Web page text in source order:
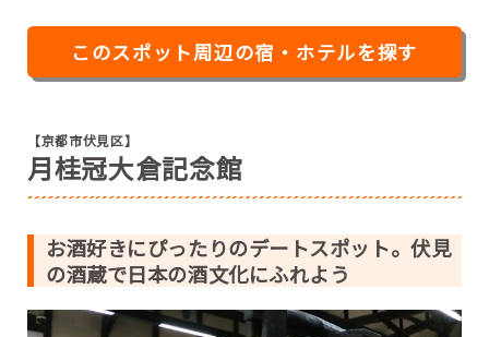
このスポット周辺の宿・ホテルを探す
【京都市伏見区】
月桂冠大倉記念館
お酒好きにぴったりのデートスポット。伏見
の酒蔵で日本の酒文化にふれよう